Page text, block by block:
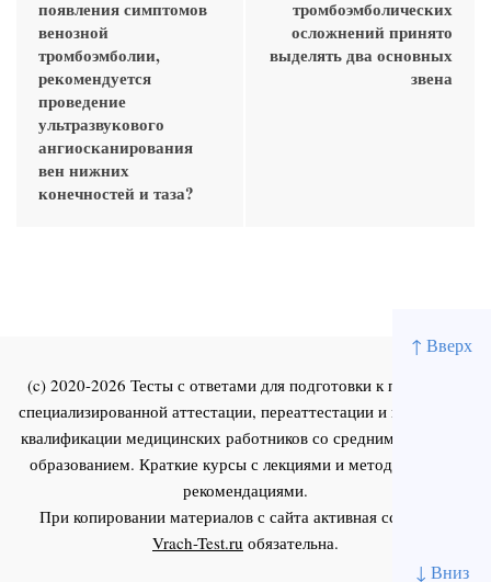
↑ Вверх
↓ Вниз
появления симптомов
венозной
тромбоэмболии,
рекомендуется
проведение
ультразвукового
ангиосканирования
вен нижних
конечностей и таза?
тромбоэмболических
осложнений принято
выделять два основных
звена
(c) 2020-2026 Тесты с ответами для подготовки к первичной
специализированной аттестации, переаттестации и повышения
квалификации медицинских работников со средним и высшим
образованием. Краткие курсы с лекциями и методическими
рекомендациями.
При копировании материалов с сайта активная ссылка на
Vrach-Test.ru обязательна.